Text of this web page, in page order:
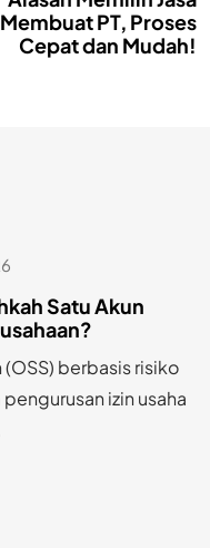
Membuat PT, Proses
Cepat dan Mudah!
Satu Akun
berbasis risiko
izin usaha